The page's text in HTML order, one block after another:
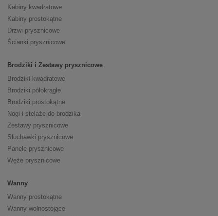
Kabiny kwadratowe
Kabiny prostokątne
Drzwi prysznicowe
Ścianki prysznicowe
Brodziki i Zestawy prysznicowe
Brodziki kwadratowe
Brodziki półokrągłe
Brodziki prostokątne
Nogi i stelaże do brodzika
Zestawy prysznicowe
Słuchawki prysznicowe
Panele prysznicowe
Węże prysznicowe
Wanny
Wanny prostokątne
Wanny wolnostojące